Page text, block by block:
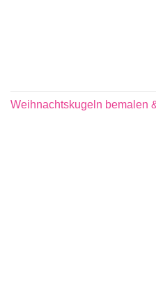
Weihnachtskugeln bemalen